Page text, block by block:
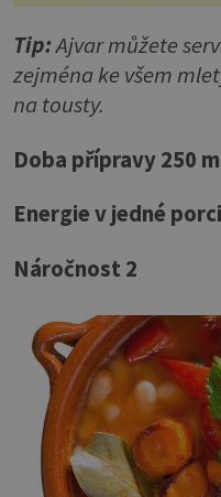
Tip:Ajvar můžete
zejména ke všem
na tousty.
Doba přípravy 250
Energie v jedné
Náročnost 2